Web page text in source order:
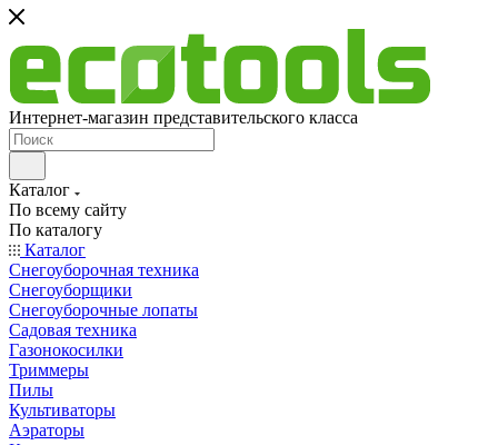
Интернет-магазин представительского класса
Каталог
По всему сайту
По каталогу
Каталог
Снегоуборочная техника
Снегоуборщики
Снегоуборочные лопаты
Садовая техника
Газонокосилки
Триммеры
Пилы
Культиваторы
Аэраторы